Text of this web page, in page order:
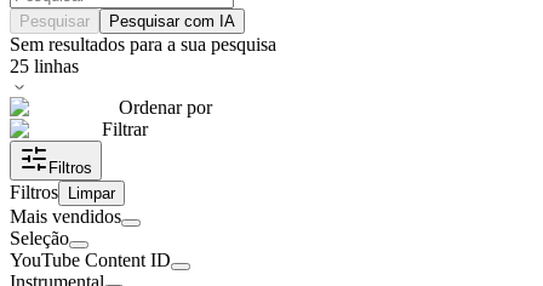
Pesquisar Pesquisar com IA
Sem resultados para a sua pesquisa
25 linhas
Ordenar por
Filtrar
Filtros
Filtros Limpar
Mais vendidos
Seleção
YouTube Content ID
Instrumental